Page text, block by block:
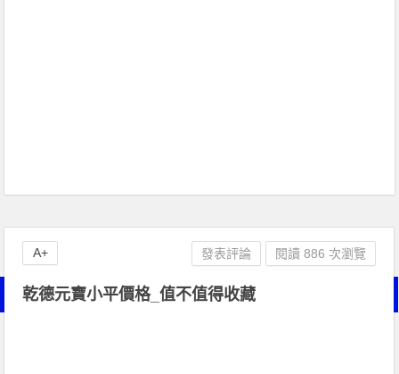
乾德元寶小平價格_值不值得收藏
發表評論 閱讀 886 次瀏覽
A+